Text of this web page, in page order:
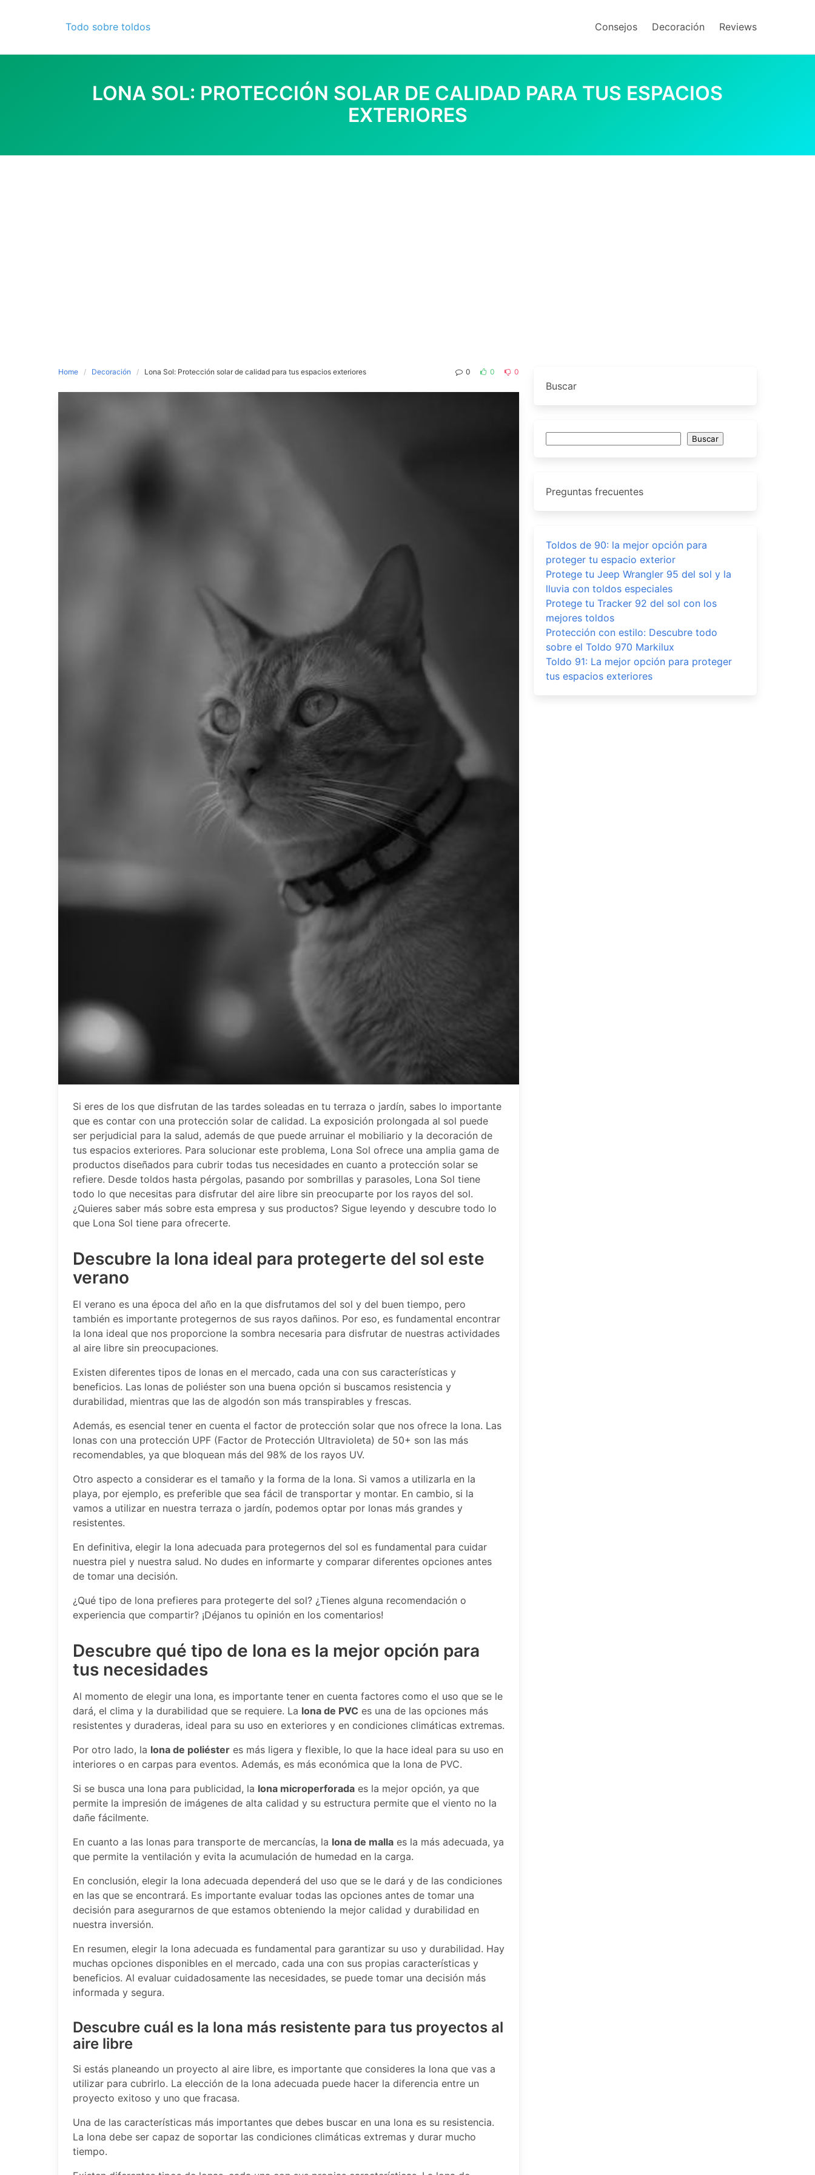
Todo sobre toldos Consejos Decoración Reviews
LONA SOL: PROTECCIÓN SOLAR DE CALIDAD PARA TUS ESPACIOS
EXTERIORES
Home Decoración Lona Sol: Protección solar de calidad para tus espacios exteriores 0 0 0
Si eres de los que disfrutan de las tardes soleadas en tu terraza o jardín, sabes lo importante
que es contar con una protección solar de calidad. La exposición prolongada al sol puede
ser perjudicial para la salud, además de que puede arruinar el mobiliario y la decoración de
tus espacios exteriores. Para solucionar este problema, Lona Sol ofrece una amplia gama de
productos diseñados para cubrir todas tus necesidades en cuanto a protección solar se
refiere. Desde toldos hasta pérgolas, pasando por sombrillas y parasoles, Lona Sol tiene
todo lo que necesitas para disfrutar del aire libre sin preocuparte por los rayos del sol.
¿Quieres saber más sobre esta empresa y sus productos? Sigue leyendo y descubre todo lo
que Lona Sol tiene para ofrecerte.
Descubre la lona ideal para protegerte del sol este
verano
El verano es una época del año en la que disfrutamos del sol y del buen tiempo, pero
también es importante protegernos de sus rayos dañinos. Por eso, es fundamental encontrar
la lona ideal que nos proporcione la sombra necesaria para disfrutar de nuestras actividades
al aire libre sin preocupaciones.
Existen diferentes tipos de lonas en el mercado, cada una con sus características y
beneficios. Las lonas de poliéster son una buena opción si buscamos resistencia y
durabilidad, mientras que las de algodón son más transpirables y frescas.
Además, es esencial tener en cuenta el factor de protección solar que nos ofrece la lona. Las
lonas con una protección UPF (Factor de Protección Ultravioleta) de 50+ son las más
recomendables, ya que bloquean más del 98% de los rayos UV.
Otro aspecto a considerar es el tamaño y la forma de la lona. Si vamos a utilizarla en la
playa, por ejemplo, es preferible que sea fácil de transportar y montar. En cambio, si la
vamos a utilizar en nuestra terraza o jardín, podemos optar por lonas más grandes y
resistentes.
En definitiva, elegir la lona adecuada para protegernos del sol es fundamental para cuidar
nuestra piel y nuestra salud. No dudes en informarte y comparar diferentes opciones antes
de tomar una decisión.
¿Qué tipo de lona prefieres para protegerte del sol? ¿Tienes alguna recomendación o
experiencia que compartir? ¡Déjanos tu opinión en los comentarios!
Descubre qué tipo de lona es la mejor opción para
tus necesidades
Al momento de elegir una lona, es importante tener en cuenta factores como el uso que se le
dará, el clima y la durabilidad que se requiere. La lona de PVC es una de las opciones más
resistentes y duraderas, ideal para su uso en exteriores y en condiciones climáticas extremas.
Por otro lado, la lona de poliéster es más ligera y flexible, lo que la hace ideal para su uso en
interiores o en carpas para eventos. Además, es más económica que la lona de PVC.
Si se busca una lona para publicidad, la lona microperforada es la mejor opción, ya que
permite la impresión de imágenes de alta calidad y su estructura permite que el viento no la
dañe fácilmente.
En cuanto a las lonas para transporte de mercancías, la lona de malla es la más adecuada, ya
que permite la ventilación y evita la acumulación de humedad en la carga.
En conclusión, elegir la lona adecuada dependerá del uso que se le dará y de las condiciones
en las que se encontrará. Es importante evaluar todas las opciones antes de tomar una
decisión para asegurarnos de que estamos obteniendo la mejor calidad y durabilidad en
nuestra inversión.
En resumen, elegir la lona adecuada es fundamental para garantizar su uso y durabilidad. Hay
muchas opciones disponibles en el mercado, cada una con sus propias características y
beneficios. Al evaluar cuidadosamente las necesidades, se puede tomar una decisión más
informada y segura.
Descubre cuál es la lona más resistente para tus proyectos al
aire libre
Si estás planeando un proyecto al aire libre, es importante que consideres la lona que vas a
utilizar para cubrirlo. La elección de la lona adecuada puede hacer la diferencia entre un
proyecto exitoso y uno que fracasa.
Una de las características más importantes que debes buscar en una lona es su resistencia.
La lona debe ser capaz de soportar las condiciones climáticas extremas y durar mucho
tiempo.
Buscar
Buscar
Preguntas frecuentes
Toldos de 90: la mejor opción para
proteger tu espacio exterior
Protege tu Jeep Wrangler 95 del sol y la
lluvia con toldos especiales
Protege tu Tracker 92 del sol con los
mejores toldos
Protección con estilo: Descubre todo
sobre el Toldo 970 Markilux
Toldo 91: La mejor opción para proteger
tus espacios exteriores